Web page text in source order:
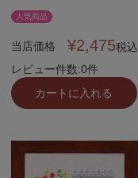
人気商品
当店価格 ¥2,475税込
レビュー件数:0件
カートに入れる